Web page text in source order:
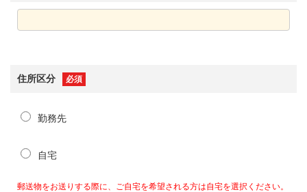
住所区分 必須
勤務先
自宅
郵送物をお送りする際に、ご自宅を希望される方は自宅を選択ください。